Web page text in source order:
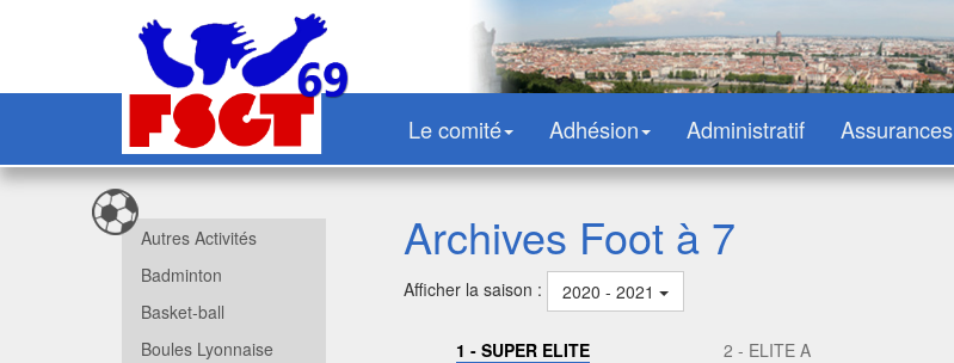
Le comité Adhésion Administratif Assurances
Autres Activités
Badminton
Basket-ball
Boules Lyonnaise
Archives Foot à 7
Afficher la saison : 2020 - 2021
1 - SUPER ELITE 2 - ELITE A